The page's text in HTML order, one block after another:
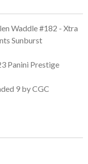
Waddle #182 - Xtra
Sunburst
Panini Prestige
9 by CGC